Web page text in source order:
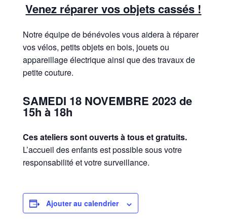
Venez réparer vos objets cassés !
Notre équipe de bénévoles vous aidera à réparer
vos vélos, petits objets en bois, jouets ou
appareillage électrique ainsi que des travaux de
petite couture.
SAMEDI 18NOVEMBRE 2023 de
15h à 18h
Ces ateliers sont ouverts à tous et gratuits.
L’accueil des enfants est possible sous votre
responsabilité et votre surveillance.
Ajouter au calendrier